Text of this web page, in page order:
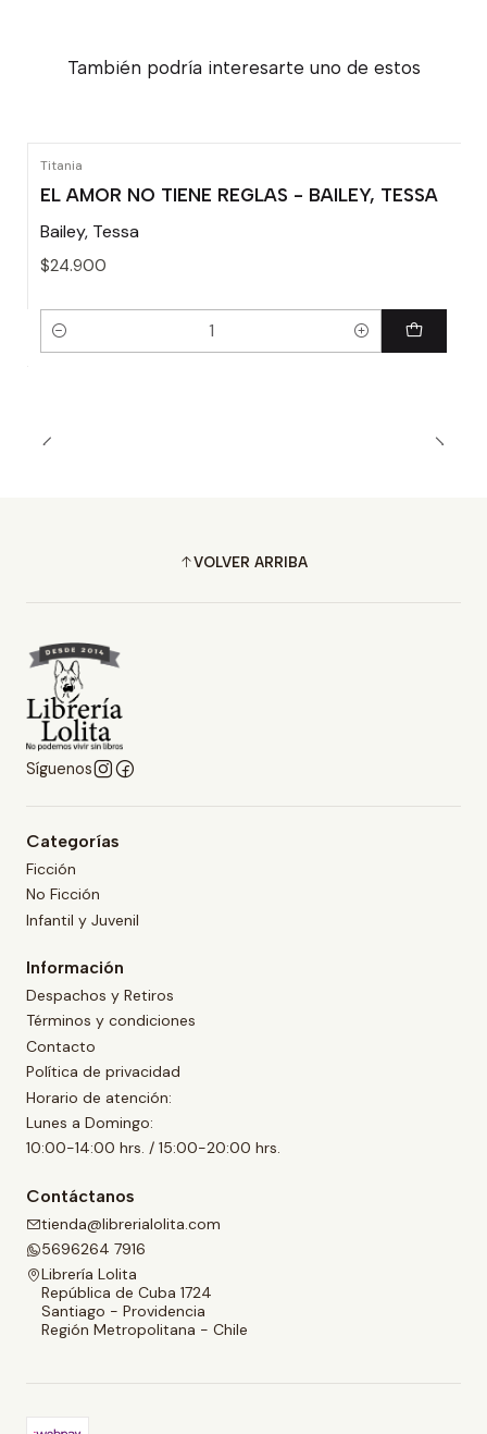
También podría interesarte uno de estos
Titania
EL AMOR NO TIENE REGLAS - BAILEY, TESSA
Bailey, Tessa
$24.900
Cantidad
VOLVER ARRIBA
Síguenos
Categorías
Ficción
No Ficción
Infantil y Juvenil
Información
Despachos y Retiros
Términos y condiciones
Contacto
Política de privacidad
Horario de atención:
Lunes a Domingo:
10:00-14:00 hrs. / 15:00-20:00 hrs.
Contáctanos
tienda@librerialolita.com
5696264 7916
Librería Lolita
República de Cuba 1724
Santiago - Providencia
Región Metropolitana - Chile